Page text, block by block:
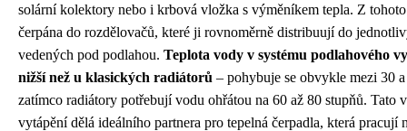
solární kolektory nebo i krbová vložka s výměníkem tepla. Z
čerpána do rozdělovačů, které ji rovnoměrně distribuují do
vedených pod podlahou. Teplota vody v systému podlahového
nižší než u klasických radiátorů – pohybuje se obvykle mezi 30
zatímco radiátory potřebují vodu ohřátou na 60 až 80 stupňů. Tato
vytápění dělá ideálního partnera pro tepelná čerpadla, která pracují